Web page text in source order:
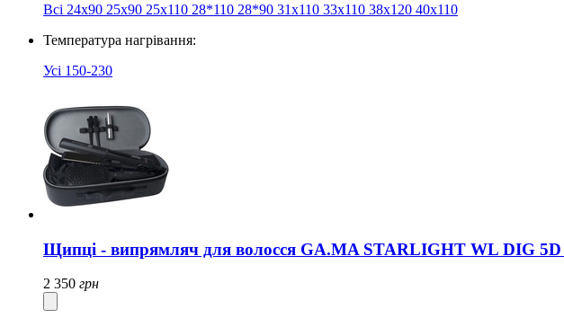
Всі 24x90 25x90 25х110 28*110 28*90 31х110 33х110 38х120 40х110
Температура нагрівання:
Усі 150-230
Щипці - випрямляч для волосся GA.MA STARLIGHT WL DIG
2 350 грн